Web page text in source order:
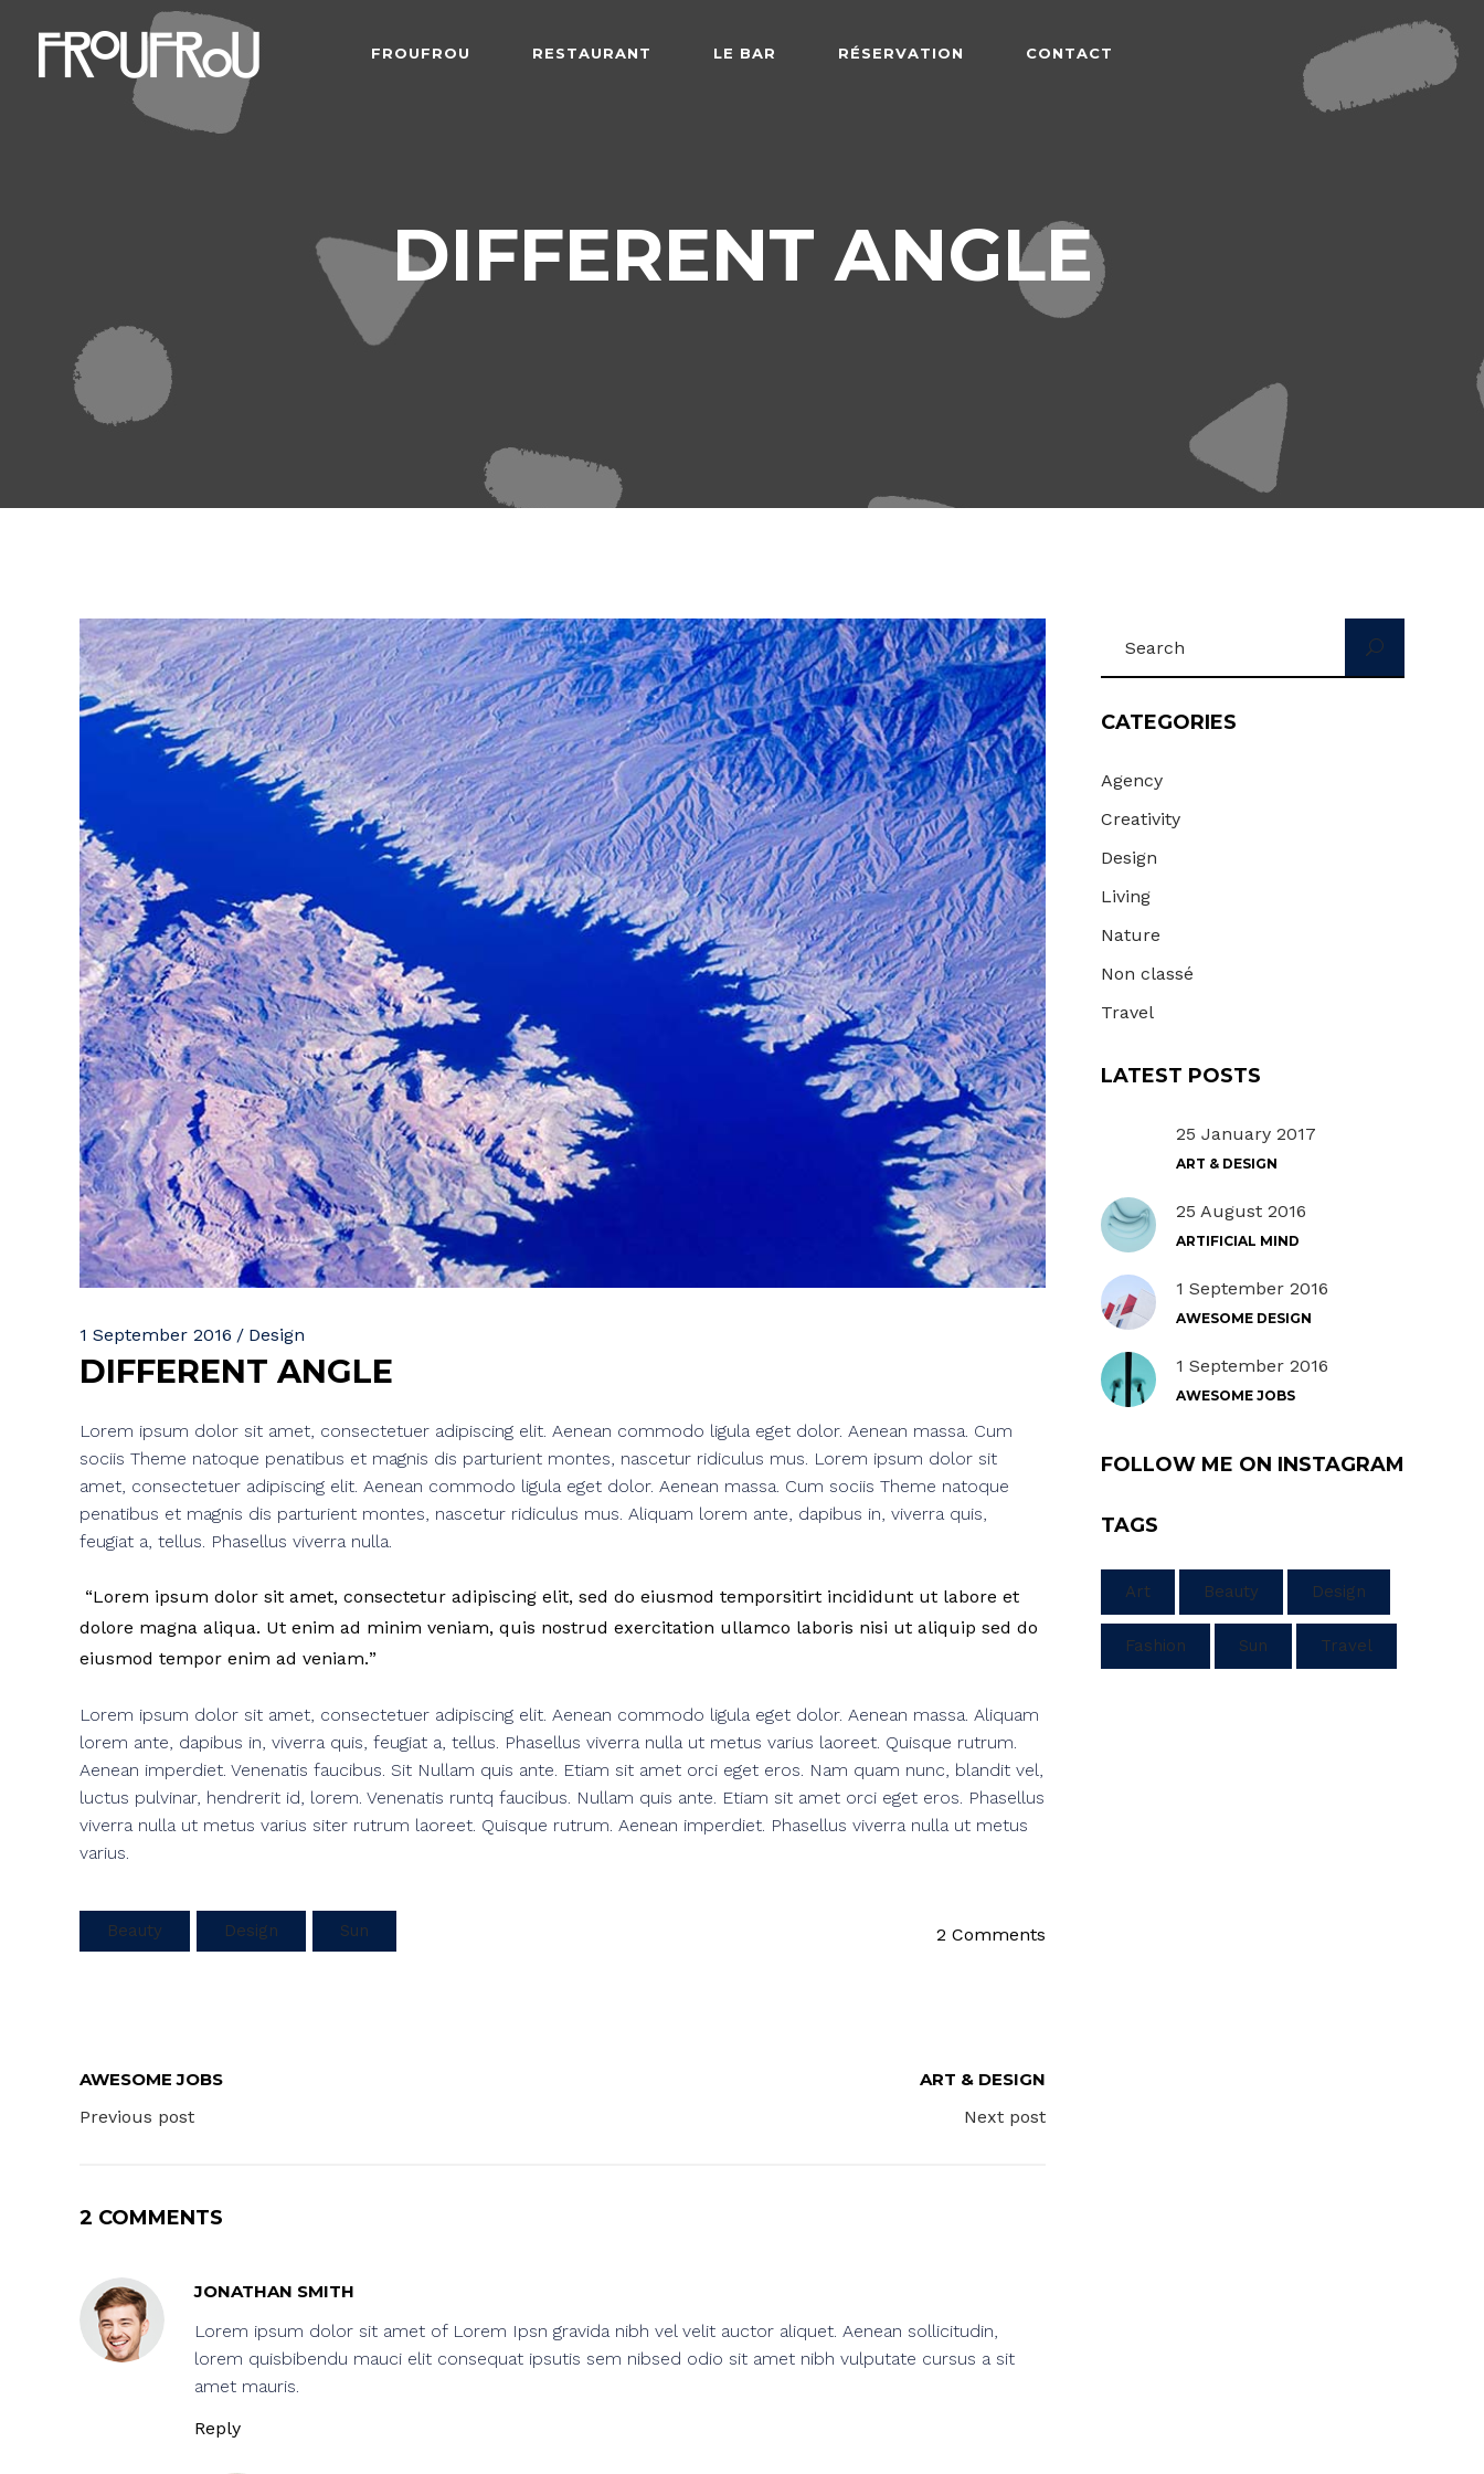
FROUFROU RESTAURANT LE BAR RÉSERVATION CONTACT
DIFFERENT ANGLE
1 September 2016 Design
DIFFERENT ANGLE
Lorem ipsum dolor sit amet, consectetuer adipiscing elit. Aenean commodo ligula eget dolor. Aenean massa. Cum
sociis Theme natoque penatibus et magnis dis parturient montes, nascetur ridiculus mus. Lorem ipsum dolor sit
amet, consectetuer adipiscing elit. Aenean commodo ligula eget dolor. Aenean massa. Cum sociis Theme natoque
penatibus et magnis dis parturient montes, nascetur ridiculus mus. Aliquam lorem ante, dapibus in, viverra quis,
feugiat a, tellus. Phasellus viverra nulla.
Lorem ipsum dolor sit amet, consectetur adipiscing elit, sed do eiusmod temporsitirt incididunt ut labore et
dolore magna aliqua. Ut enim ad minim veniam, quis nostrud exercitation ullamco laboris nisi ut aliquip sed do
eiusmod tempor enim ad veniam.
Lorem ipsum dolor sit amet, consectetuer adipiscing elit. Aenean commodo ligula eget dolor. Aenean massa. Aliquam
lorem ante, dapibus in, viverra quis, feugiat a, tellus. Phasellus viverra nulla ut metus varius laoreet. Quisque rutrum.
Aenean imperdiet. Venenatis faucibus. Sit Nullam quis ante. Etiam sit amet orci eget eros. Nam quam nunc, blandit vel,
luctus pulvinar, hendrerit id, lorem. Venenatis runtq faucibus. Nullam quis ante. Etiam sit amet orci eget eros. Phasellus
viverra nulla ut metus varius siter rutrum laoreet. Quisque rutrum. Aenean imperdiet. Phasellus viverra nulla ut metus
varius.
Beauty Design Sun 2 Comments
AWESOME JOBS
Previous post
ART & DESIGN
Next post
2 COMMENTS
JONATHAN SMITH
Lorem ipsum dolor sit amet of Lorem Ipsn gravida nibh vel velit auctor aliquet. Aenean sollicitudin,
lorem quisbibendu mauci elit consequat ipsutis sem nibsed odio sit amet nibh vulputate cursus a sit
amet mauris.
Reply
for:
CATEGORIES
Agency
Creativity
Design
Living
Nature
Non classé
Travel
LATEST POSTS
25 January 2017
ART & DESIGN
25 August 2016
ARTIFICIAL MIND
1 September 2016
AWESOME DESIGN
1 September 2016
AWESOME JOBS
FOLLOW ME ON INSTAGRAM
TAGS
Art Beauty Design
Fashion Sun Travel